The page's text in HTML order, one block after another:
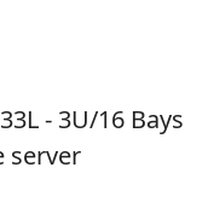
- 3U/16 Bays
server